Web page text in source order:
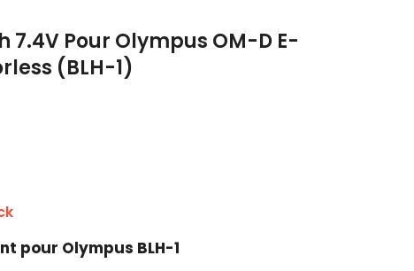
7.4V Pour Olympus OM-D E-
(BLH-1)
pour Olympus BLH-1